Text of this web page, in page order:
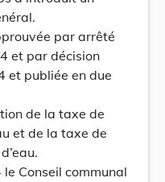
par arrêté
et par décision
et publiée en due
de la taxe de
et de la taxe de
Conseil communal